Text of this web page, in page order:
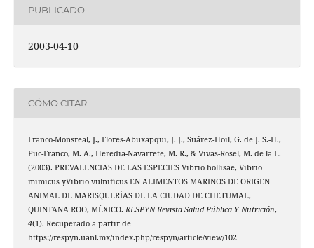
PUBLICADO
2003-04-10
CÓMO CITAR
Franco-Monsreal, J., Flores-Abuxapqui, J. J., Suárez-Hoil, G. de J. S.-H.,
Puc-Franco, M. A., Heredia-Navarrete, M. R., & Vivas-Rosel, M. de la L.
(2003). PREVALENCIAS DE LAS ESPECIES Vibrio hollisae, Vibrio
mimicus yVibrio vulnificus EN ALIMENTOS MARINOS DE ORIGEN
ANIMAL DE MARISQUERÍAS DE LA CIUDAD DE CHETUMAL,
QUINTANA ROO, MÉXICO. RESPYN Revista Salud Pública Y Nutrición,
4(1). Recuperado a partir de
https://respyn.uanl.mx/index.php/respyn/article/view/102